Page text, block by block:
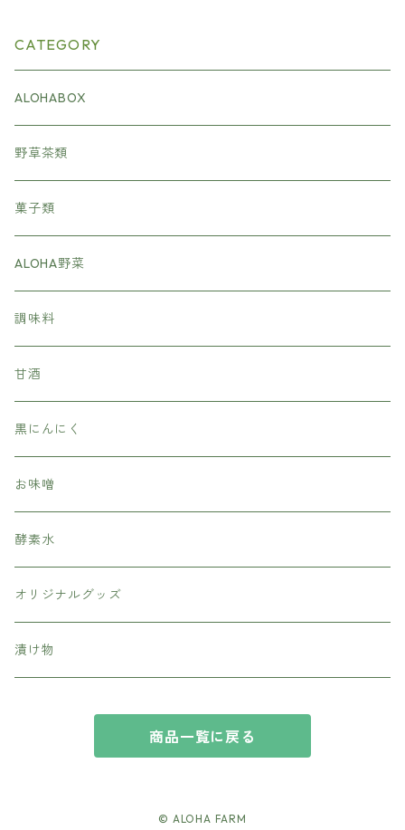
CATEGORY
ALOHABOX
野草茶類
菓子類
ALOHA野菜
調味料
甘酒
黒にんにく
お味噌
酵素水
オリジナルグッズ
漬け物
商品一覧に戻る
© ALOHA FARM